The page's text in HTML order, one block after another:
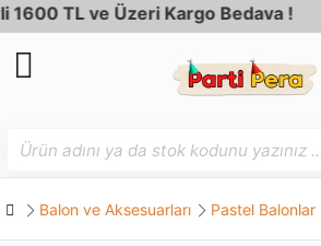
TL ve Üzeri Kargo Bedava !
Balon ve Aksesuarları Pastel Balonlar